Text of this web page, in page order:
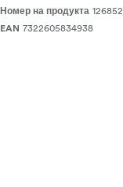
Номер на продукта 126852
EAN 7322605834938